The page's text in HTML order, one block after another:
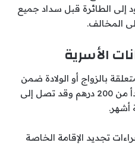
إلى الطائرة قبل سداد جميع
المخالف.
الأسرية
بالزواج أو الولادة ضمن
المدد المحددة، تُفرض غرامة تبدأ من 200 درهم وقد تصل إلى
تجديد الإقامة الخاصة